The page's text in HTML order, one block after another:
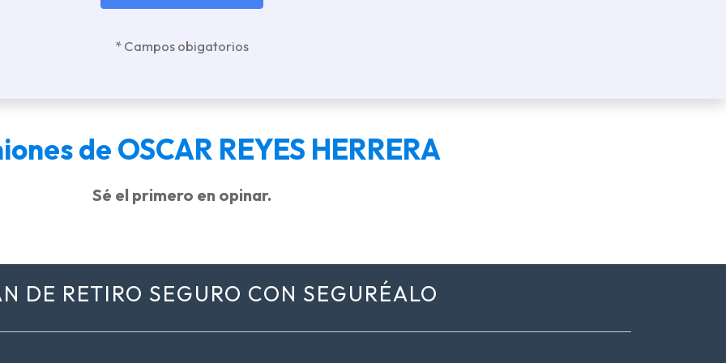
* Campos obigatorios
de OSCAR REYES HERRERA
Sé el primero en opinar.
DE RETIRO SEGURO CON SEGURÉALO